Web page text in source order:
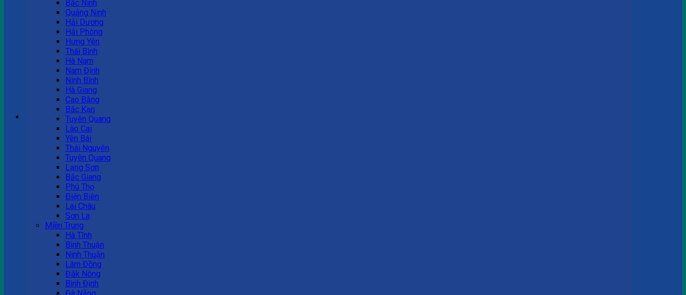
Tư vấn bán hàng
0983 863 488
Hotline hỗ trợ
0983 863 488
Giỏ hàng
Chưa có sản phẩm trong giỏ hàng.
Bắc Ninh
Quảng Ninh
Hải Dương
Hải Phòng
Hưng Yên
Thái Bình
Hà Nam
Nam Định
Ninh Bình
Hà Giang
Cao Bằng
Bắc Kạn
Tuyên Quang
Lào Cai
Yên Bái
Thái Nguyên
Tuyên Quang
Lạng Sơn
Bắc Giang
Phú Thọ
Điện Biên
Lai Châu
Sơn La
Miền Trung
Hà Tĩnh
Bình Thuận
Ninh Thuận
Lâm Đồng
Đắk Nông
Bình Định